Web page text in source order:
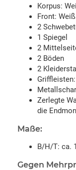
Korpus:
Front:
2
1 Spiegel
2
2 Böden
2
Zerlegte
die
Maße:
B/H/T: ca.
Gegen